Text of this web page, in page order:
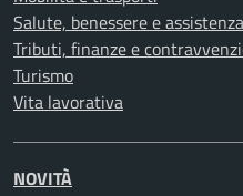
Salute, benessere e assistenza
Tributi, finanze e
Turismo
Vita lavorativa
NOVITÀ